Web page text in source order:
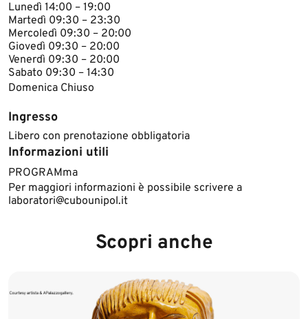
Lunedì 14:00 – 19:00
Martedì 09:30 – 23:30
Mercoledì 09:30 – 20:00
Giovedì 09:30 – 20:00
Venerdì 09:30 – 20:00
Sabato 09:30 – 14:30
Domeni​ca Chiuso​​
Ingresso
Libero con prenotazione obbligatoria
Informazioni utili
​​PROGRAMma
Per maggiori informazioni è possibile scrivere a
laboratori@cubounipol.it​
Scopri anche